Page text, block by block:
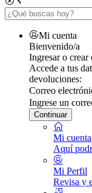
Mi cuenta
Bienvenido/a
Ingresar o crear
Accede a tus
devoluciones:
Correo
Ingrese un
Continuar
Mi cuenta
Aquí
Mi Perfil
Revisa y